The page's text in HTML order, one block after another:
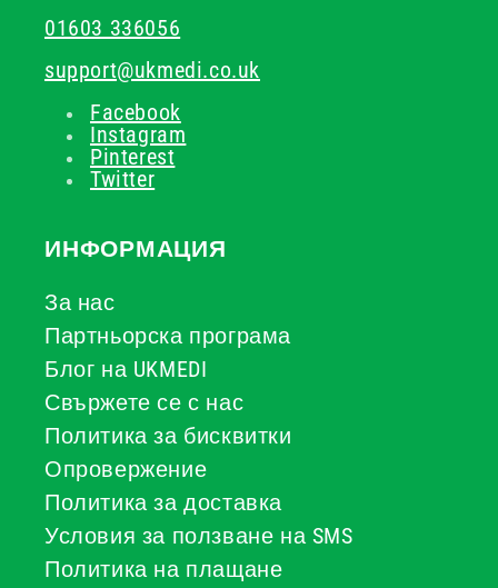
01603 336056
support@ukmedi.co.uk
Facebook
Instagram
Pinterest
Twitter
ИНФОРМАЦИЯ
За нас
Партньорска програма
Блог на UKMEDI
Свържете се с нас
Политика за бисквитки
Опровержение
Политика за доставка
Условия за ползване на SMS
Политика на плащане